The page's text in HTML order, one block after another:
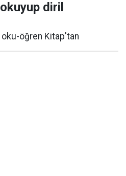
diril
oku-öğren Kitap'tan